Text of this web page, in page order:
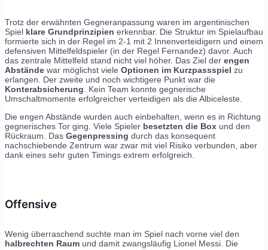
Trotz der erwähnten Gegneranpassung waren im argentinischen
Spiel klare Grundprinzipien erkennbar. Die Struktur im Spielaufbau
formierte sich in der Regel im 2-1 mit 2 Innenverteidigern und einem
defensiven Mittelfeldspieler (in der Regel Fernandez) davor. Auch
das zentrale Mittelfeld stand nicht viel höher. Das Ziel der engen
Abstände war möglichst viele Optionen im Kurzpassspiel zu
erlangen. Der zweite und noch wichtigere Punkt war die
Konterabsicherung . Kein Team konnte gegnerische
Umschaltmomente erfolgreicher verteidigen als die Albiceleste.
Die engen Abstände wurden auch einbehalten, wenn es in Richtung
gegnerisches Tor ging. Viele Spieler besetzten die Box und den
Rückraum. Das Gegenpressing durch das konsequent
nachschiebende Zentrum war zwar mit viel Risiko verbunden, aber
dank eines sehr guten Timings extrem erfolgreich.
Offensive
Wenig überraschend suchte man im Spiel nach vorne viel den
halbrechten Raum und damit zwangsläufig Lionel Messi. Die